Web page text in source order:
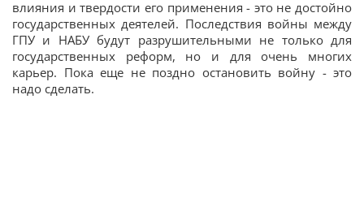
влияния и твердости его применения - это не достойно
государственных деятелей. Последствия войны между
ГПУ и НАБУ будут разрушительными не только для
государственных реформ, но и для очень многих
карьер. Пока еще не поздно остановить войну - это
надо сделать.